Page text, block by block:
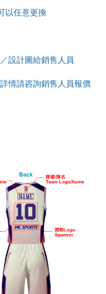
以任意更換
設計圖給銷售人員
情請咨詢銷售人員報價